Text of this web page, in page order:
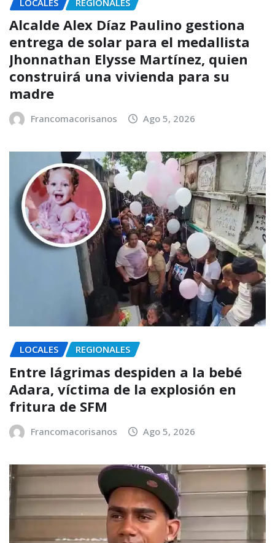
Alcalde Alex Díaz Paulino gestiona
entrega de solar para el medallista
Jhonnathan Elysse Martínez, quien
construirá una vivienda para su
madre
Francomacorisanos Ago 5, 2026
LOCALES REGIONALES
Entre lágrimas despiden a la bebé
Adara, víctima de la explosión en
fritura de SFM
Francomacorisanos Ago 5, 2026